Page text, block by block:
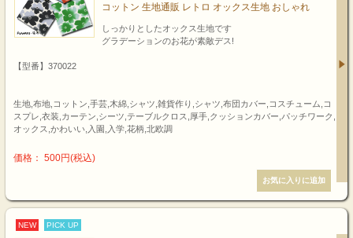
コットン 生地通販 レトロ オックス生地 おしゃれ
しっかりとしたオックス生地です
グラデーションのお花が素敵デス!
【型番】370022
生地,布地,コットン,手芸,木綿,シャツ,雑貨作り,シャツ,布団カバー,コスチューム,コ
スプレ,衣装,カーテン,シーツ,テーブルクロス,厚手,クッションカバー,パッチワーク,
オックス,かわいい,入園,入学,花柄,北欧調
価格： 500円(税込)
NEW PICK UP